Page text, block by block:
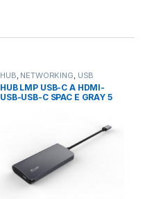
HUB NETWORKING USB
HUB LMP USB-C A HDMI-
USB-USB-C SPAC E GRAY 5